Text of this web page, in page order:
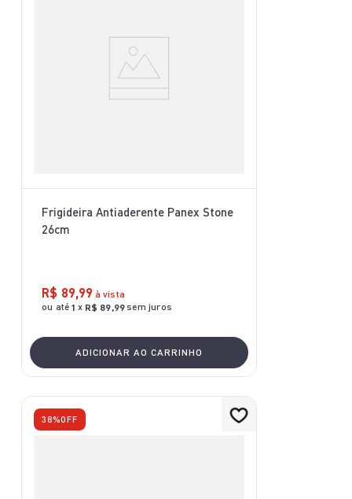
Frigideira Antiaderente Panex Stone
26cm
R$ 89,99 à vista
ou até 1 x R$ 89,99sem juros
ADICIONAR AO CARRINHO
38%OFF